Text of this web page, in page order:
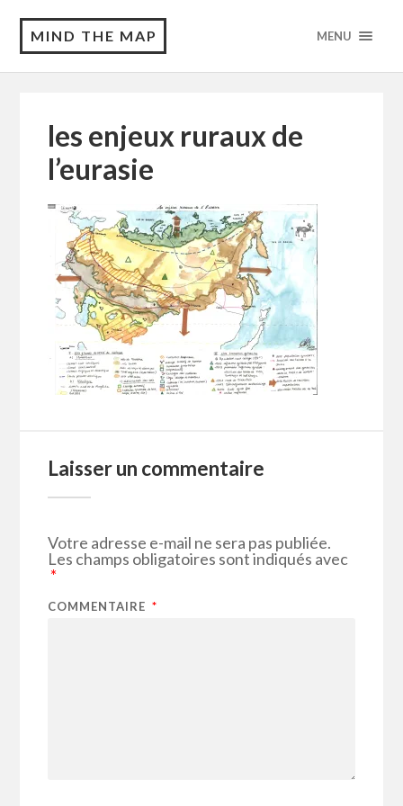
MIND THE MAP MENU
les enjeux ruraux de
l’eurasie
Laisser un commentaire
Votre adresse e-mail ne sera pas publiée.
Les champs obligatoires sont indiqués avec
*
COMMENTAIRE *